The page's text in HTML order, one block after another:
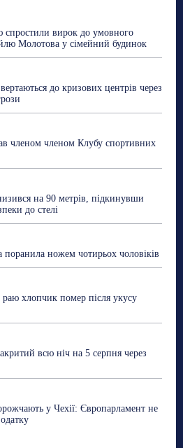
Топ-новини Фоторепортаж
спростили вирок до умовного
Молотова у сімейний будинок
до кризових центрів через
членом членом Клубу спортивних
на 90 метрів, підкинувши
до стелі
ножем чотирьох чоловіків
хлопчик помер після укусу
всю ніч на 5 серпня через
у Чехії: Європарламент не